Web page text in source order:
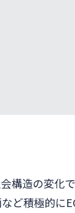
構造の変化
ど積極的に